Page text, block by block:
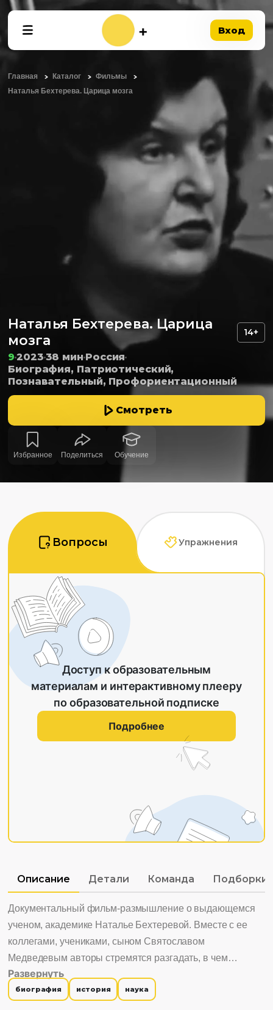
Вход
Главная Каталог
Фильмы
Наталья Бехтерева. Царица мозга
Наталья Бехтерева. Царица
мозга
14+
9 202338 мин Россия
Биография, Патриотический,
Познавательный, Профориентационный
Смотреть
Избранное Поделиться Обучение
Вопросы Упражнения
Доступ к образовательным
материалам и интерактивному плееру
по образовательной подписке
Подробнее
Описание Детали Команда Подборки
Документальный фильм-размышление о выдающемся
ученом, академике Наталье Бехтеревой. Вместе с ее
коллегами, учениками, сыном Святославом
Медведевым авторы стремятся разгадать, в чем
состоял секрет этой уникальной личности. Он не просто
была блистательным нейрофизиологом,
Развернуть
биография история наука